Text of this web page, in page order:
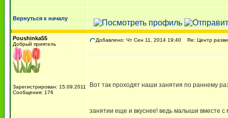
Вернуться к началу
Poushinka55
Добрый приятель
Зарегистрирован: 15.09.2011
Сообщения: 176
Добавлено: Чт Сен 11, 2014 19:40 Re: Центр
Вот так проходят наши занятия по раннему
занятии еще и вкуснее! ведь малыши вместе с